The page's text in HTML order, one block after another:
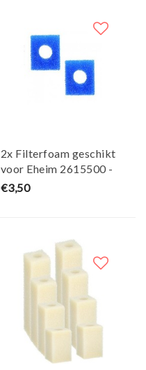
2x Filterfoam geschikt
voor Eheim 2615500 -
Maja Koi
€3,50